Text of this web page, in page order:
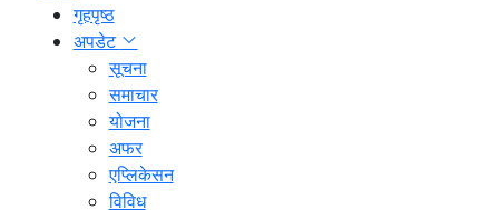
गृहपृष्ठ
अपडेट
सूचना
समाचार
योजना
अफर
एप्लिकेसन
विविध